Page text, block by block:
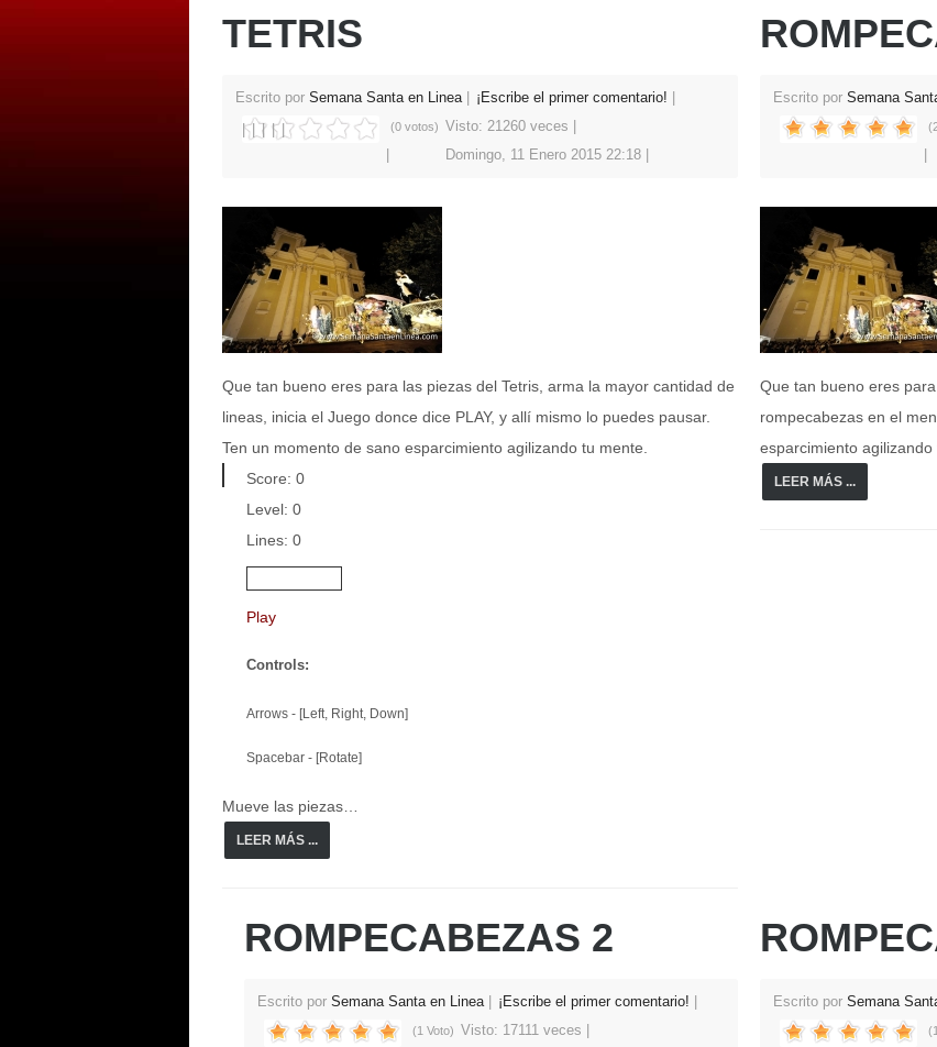
TETRIS
Escrito por Semana Santa en Linea ¡Escribe el primer comentario!
(0 votos) Visto: 21260 veces
Domingo, 11 Enero 2015 22:18
Que tan bueno eres para las piezas del Tetris, arma la mayor cantidad de
lineas, inicia el Juego donce dice PLAY, y allí mismo lo puedes pausar.
Ten un momento de sano esparcimiento agilizando tu mente.
Score: 0
Level: 0
Lines: 0
Play
Controls:
Arrows - [Left, Right, Down]
Spacebar - [Rotate]
Mueve las piezas…
LEER MÁS ...
Escrito porSemana
Que tan bueno eres
rompecabezas en el
esparcimiento agilizando
LEER MÁS ...
ROMPECABEZAS 2
Escrito por Semana Santa en Linea ¡Escribe el primer comentario!
(1 Voto) Visto: 17111 veces
Escrito porSemana